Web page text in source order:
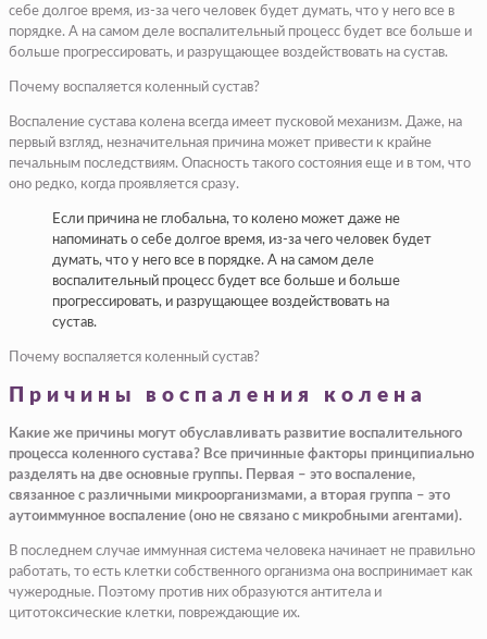
себе долгое время, из-за чего человек будет думать, что у него все в
порядке. А на самом деле воспалительный процесс будет все больше и
больше прогрессировать, и разрущающее воздействовать на сустав.
Почему воспаляется коленный сустав?
Воспаление сустава колена всегда имеет пусковой механизм. Даже, на
первый взгляд, незначительная причина может привести к крайне
печальным последствиям. Опасность такого состояния еще и в том, что
оно редко, когда проявляется сразу.
Если причина не глобальна, то колено может даже не
напоминать о себе долгое время, из-за чего человек будет
думать, что у него все в порядке. А на самом деле
воспалительный процесс будет все больше и больше
прогрессировать, и разрущающее воздействовать на
сустав.
Почему воспаляется коленный сустав?
Причины воспаления колена
Какие же причины могут обуславливать развитие воспалительного
процесса коленного сустава? Все причинные факторы принципиально
разделять на две основные группы. Первая – это воспаление,
связанное с различными микроорганизмами, а вторая группа – это
аутоиммунное воспаление (оно не связано с микробными агентами).
В последнем случае иммунная система человека начинает не правильно
работать, то есть клетки собственного организма она воспринимает как
чужеродные. Поэтому против них образуются антитела и
цитотоксические клетки, повреждающие их.